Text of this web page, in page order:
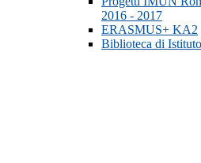
2016 - 2017
ERASMUS+ KA2
Biblioteca di Istituto